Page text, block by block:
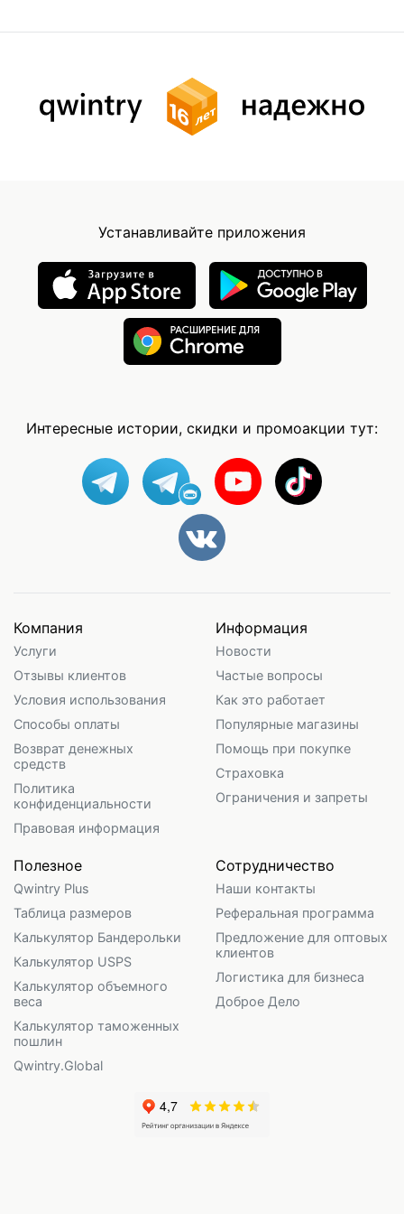
Устанавливайте приложения
Интересные истории, скидки и промоакции тут:
Компания
Услуги
Отзывы клиентов
Условия использования
Способы оплаты
Возврат денежных
средств
Политика
конфиденциальности
Правовая информация
Информация
Новости
Частые вопросы
Как это работает
Популярные магазины
Помощь при покупке
Страховка
Ограничения и запреты
Полезное
Qwintry Plus
Таблица размеров
Калькулятор Бандерольки
Калькулятор USPS
Калькулятор объемного
веса
Калькулятор таможенных
пошлин
Qwintry.Global
Сотрудничество
Наши контакты
Реферальная программа
Предложение для оптовых
клиентов
Логистика для бизнеса
Доброе Дело